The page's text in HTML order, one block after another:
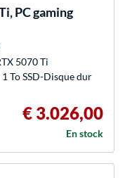
PC gaming
5070 Ti
To SSD-Disque dur
€ 3.026,00
En stock